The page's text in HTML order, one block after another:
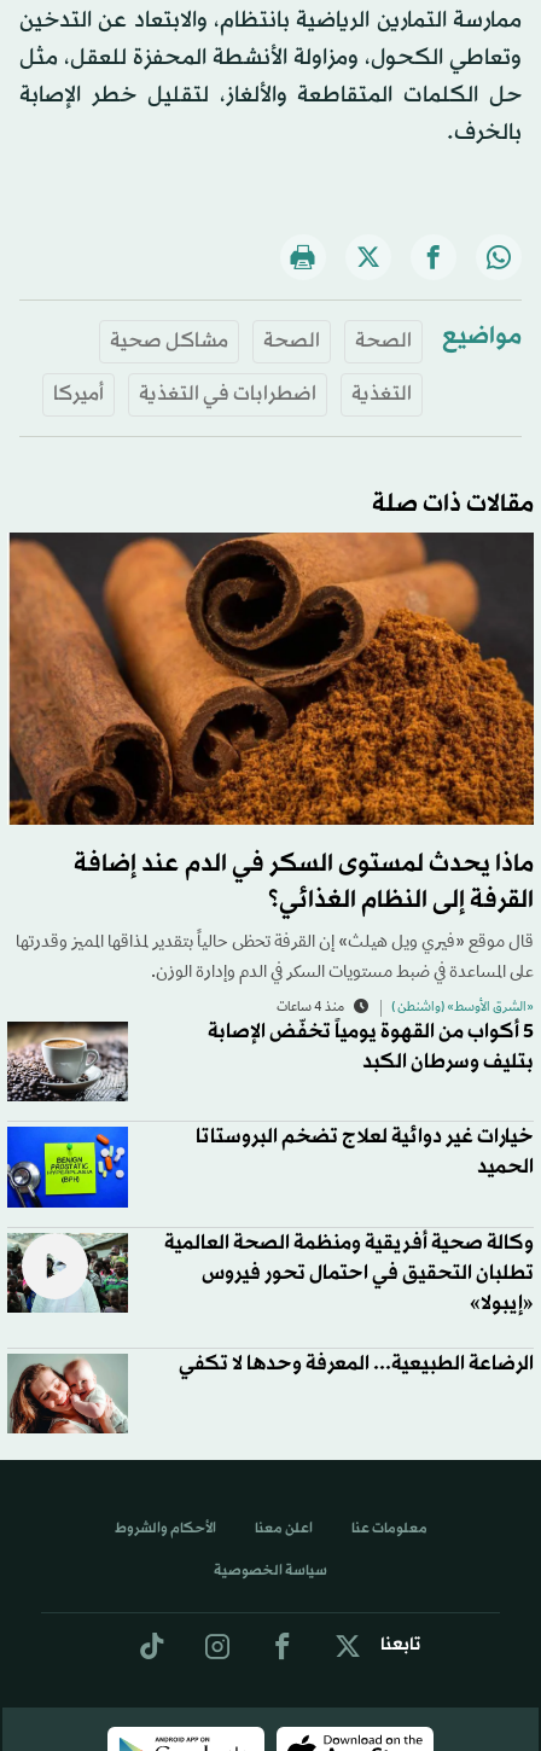
ممارسة التمارين الرياضية بانتظام، والابتعاد عن التدخين
وتعاطي الكحول، ومزاولة الأنشطة المحفزة للعقل، مثل
حل الكلمات المتقاطعة والألغاز، لتقليل خطر الإصابة
بالخرف.
مواضيع الصحة الصحة
مشاكل صحية
التغذية
اضطرابات في التغذية أميركا
مقالات ذات صلة
ماذا يحدث لمستوى السكر في الدم عند إضافة
القرفة إلى النظام الغذائي؟
قال موقع «فيري ويل هيلث» إن القرفة تحظى حالياً بتقدير لمذاقها المميز وقدرتها
على المساعدة في ضبط مستويات السكر في الدم وإدارة الوزن.
«الشرق الأوسط» (واشنطن ) منذ 4 ساعات
5 أكواب من القهوة يومياً تخفّض الإصابة
بتليف وسرطان الكبد
خيارات غير دوائية لعلاج تضخم البروستاتا
الحميد
وكالة صحية أفريقية ومنظمة الصحة العالمية
تطلبان التحقيق في احتمال تحور فيروس
«إيبولا»
الرضاعة الطبيعية... المعرفة وحدها لا تكفي
تابعنا
معلومات عنا اعلن معنا الأحكام والشروط
سياسة الخصوصية